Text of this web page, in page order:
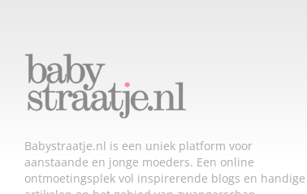
Babystraatje.nl is een uniek platform voor
aanstaande en jonge moeders. Een online
ontmoetingsplek vol inspirerende blogs en handige